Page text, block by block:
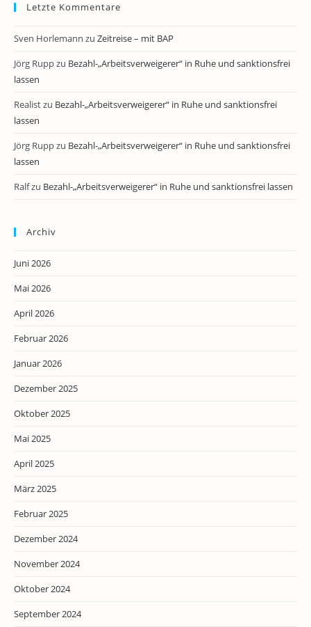
Letzte Kommentare
Sven Horlemann zu Zeitreise – mit BAP
Jörg Ruppzu Bezahl-„Arbeitsverweigerer“ in Ruhe und sanktionsfrei
lassen
Realistzu Bezahl-„Arbeitsverweigerer“ in Ruhe und sanktionsfrei
lassen
Jörg Ruppzu Bezahl-„Arbeitsverweigerer“ in Ruhe und sanktionsfrei
lassen
Ralfzu Bezahl-„Arbeitsverweigerer“ in Ruhe und sanktionsfrei lassen
Archiv
Juni 2026
Mai 2026
April 2026
Februar 2026
Januar 2026
Dezember 2025
Oktober 2025
Mai 2025
April 2025
März 2025
Februar 2025
Dezember 2024
November 2024
Oktober 2024
September 2024